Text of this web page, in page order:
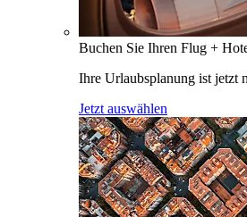
Buchen Sie Ihren Flug +
Ihre Urlaubsplanung ist jetzt
Jetzt auswählen